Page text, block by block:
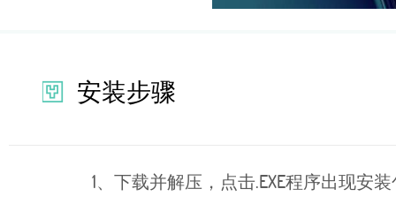
安装步骤
1、下载并解压，点击.EXE程序出现安